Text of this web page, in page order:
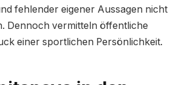
fehlender eigener Aussagen nicht
Dennoch vermitteln öffentliche
einer sportlichen Persönlichkeit.